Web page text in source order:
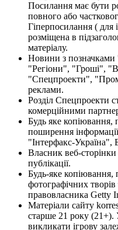
Посилання має бути
повного або
Гіперпосилання ( для
розміщена в
матеріалу.
Новини з
"Регіони", "Гроші",
"Спецпроекти",
реклами.
Розділ Спецпроекти
комерційними
Будь яке копіювання,
поширення
"Інтерфакс-Україна",
Власник веб-
публікації.
Будь-яке копіювання,
фотографічних творів
правовласника Getty
Матеріали сайту
старше 21 року (21+).
викликати ігрову